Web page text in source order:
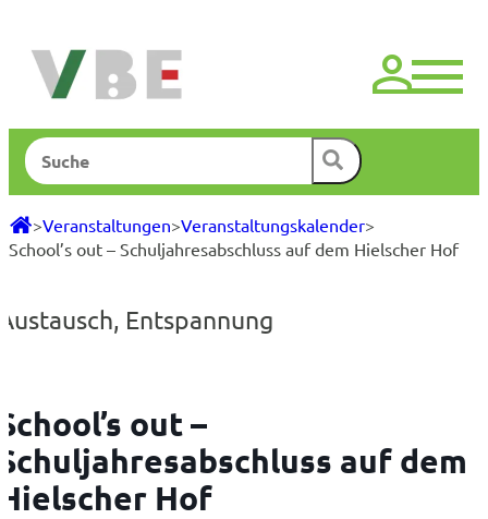
springen
Suchen
>Veranstaltungen>Veranstaltungskalender>
School’s out – Schuljahresabschluss auf dem Hielscher Hof
, Entspannung
out –
auf dem
Hof